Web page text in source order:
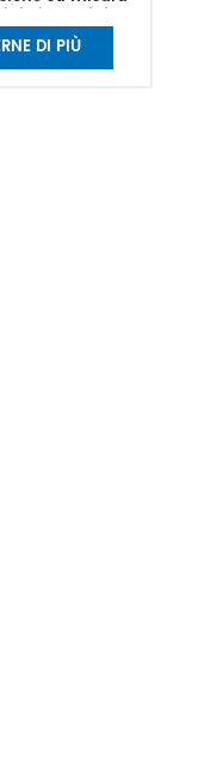
di metalli
diretta
DI PIÙ